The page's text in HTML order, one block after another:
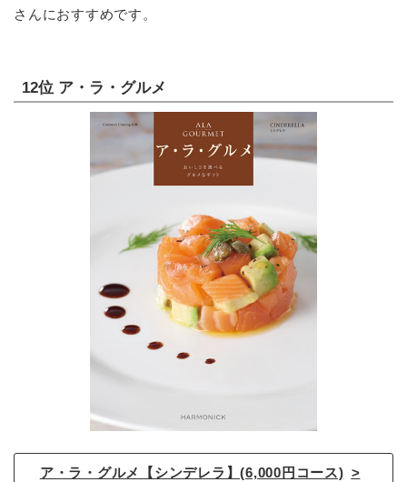
さんにおすすめです。
12位 ア・ラ・グルメ
ア・ラ・グルメ【シンデレラ】(6,000円コース)